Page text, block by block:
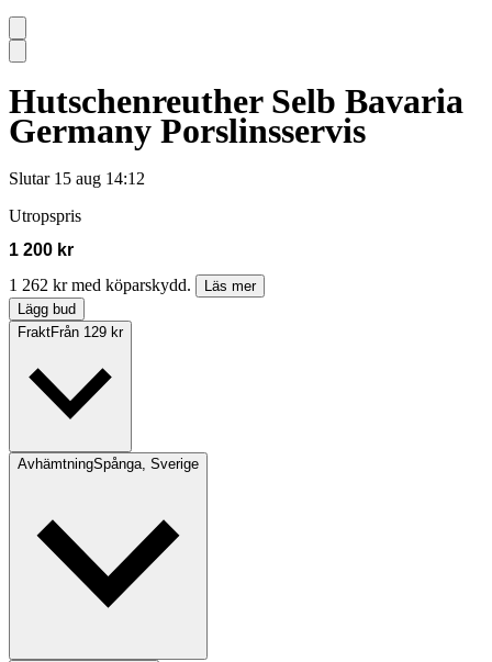
Hutschenreuther Selb Bavaria
Germany Porslinsservis
Slutar 15 aug 14:12
Utropspris
1 200 kr
1 262 kr med köparskydd.
Läs mer
Lägg bud
FraktFrån 129 kr
AvhämtningSpånga, Sverige